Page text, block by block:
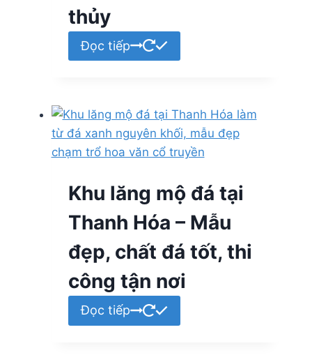
thủy
Đọc tiếp
Khu lăng mộ đá tại
Thanh Hóa – Mẫu
đẹp, chất đá tốt, thi
công tận nơi
Đọc tiếp